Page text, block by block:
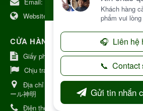
Email:
Website:
https://
CỬA HÀNG GIỚI THIỆU TẠI NHẬT
Giấy phép số: 080-9475-1379
Chịu trách nhiệm:
MR THƯƠNG
Địa chỉ Nhật Bản:
日本 愛知県刈谷市神
ール神明
Điện thoại:080-9475-1379